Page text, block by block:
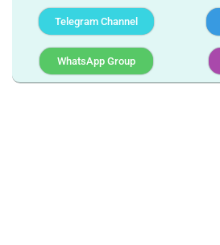
Telegram Channel
WhatsApp Group